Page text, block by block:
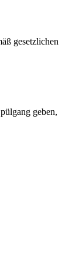
gesetzlichen
geben,